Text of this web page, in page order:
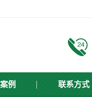
例 联系方式